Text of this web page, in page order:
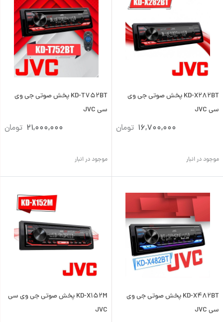
KD-X282BT پخش صوتی جی وی
سی JVC
16,700,000 تومان
موجود در انبار
KD-T752BT پخش صوتی جی وی
سی JVC
21,000,000 تومان
موجود در انبار
KD-X482BT پخش صوتی جی وی
سی JVC
KD-X152M پخش صوتی جی وی سی
JVC